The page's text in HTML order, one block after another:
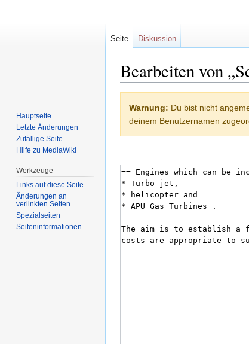
Bearbeiten von
Navigation
springen
Suche
springen
Warnung: Du bist nicht
deinem Benutzernamen
Seite Diskussion
Hauptseite
Letzte Änderungen
Zufällige Seite
Hilfe zu MediaWiki
Werkzeuge
Links auf diese Seite
Änderungen an
verlinkten Seiten
Spezialseiten
Seiten­informationen